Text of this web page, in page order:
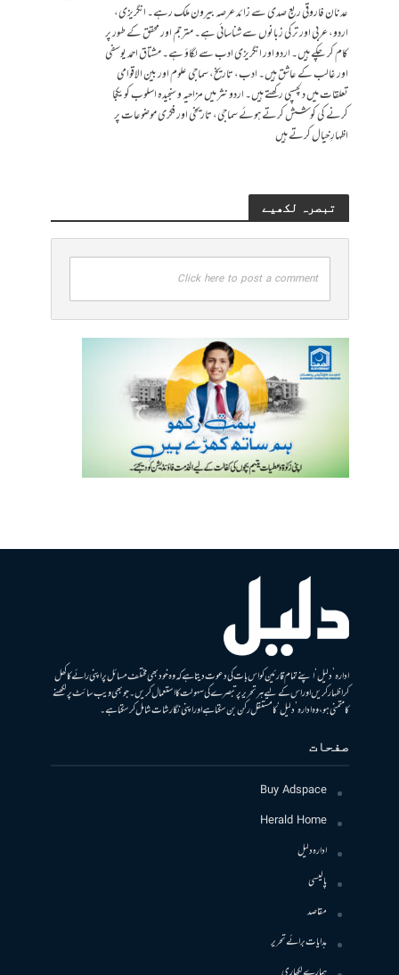
عدنان فاروقی ربع صدی سے زائد عرصہ بیرون ملک رہے۔ انگریزی،
اردو، عربی اور ترکی زبانوں سے شناسائی ہے۔ مترجم اور محقق کے طور پر
کام کر چکے ہیں۔ اردو اور انگریزی ادب سے لگاؤ ہے۔ مشتاق احمد یوسفی
اور غالب کے عاشق ہیں۔ ادب، تاریخ، سماجی علوم اور بین الاقوامی
تعلقات میں دلچسپی رکھتے ہیں۔ اردو نثر میں مزاحیہ و سنجیدہ اسلوب کو یکجا
کرنے کی کوشش کرتے ہوئے سماجی، تاریخی اور فکری موضوعات پر
اظہارِ خیال کرتے ہیں
تبصرہ لکھیے
Click here to post a comment
ادارہ ’دلیل‘ اپنے تمام قارئین کو اس بات کی دعوت دیتا ہے کہ وہ خود بھی مختلف مسائل پر اپنی رائے کا کھل
کر اظہار کریں اور اس کے لیے ہر تحریر پر تبصرے کی سہولت کا استعمال کریں۔ جو بھی ویب سائٹ پر لکھنے
کا متمنی ہو، وہ ادارہ ’دلیل‘ کا مستقل رکن بن سکتا ہے اور اپنی نگارشات شامل کرسکتا ہے۔
صفحات
Buy Adspace
Herald Home
ادارہ دلیل
پالیسی
مقاصد
ہدایات برائے تحریر